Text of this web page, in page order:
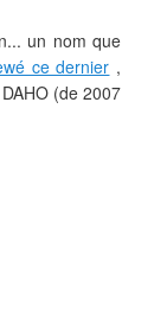
un nom que
ce dernier ,
(de 2007